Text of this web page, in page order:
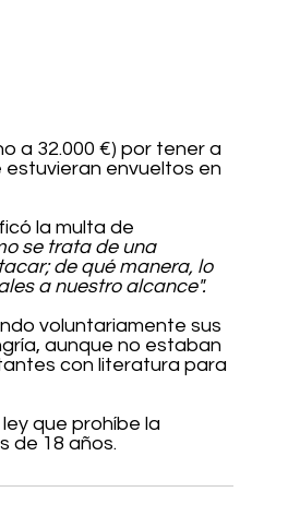
a 32.000 €) por tener a
envueltos en
la multa de
se trata de una
de qué manera, lo
a nuestro alcance".
voluntariamente sus
aunque no estaban
con literatura para
que prohíbe la
de 18 años.